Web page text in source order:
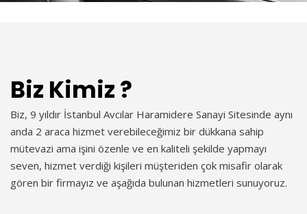
Biz Kimiz ?
Biz, 9 yıldır İstanbul Avcılar Haramidere Sanayi Sitesinde aynı
anda 2 araca hizmet verebileceğimiz bir dükkana sahip
mütevazi ama işini özenle ve en kaliteli şekilde yapmayı
seven, hizmet verdiği kişileri müşteriden çok misafir olarak
gören bir firmayız ve aşağıda bulunan hizmetleri sunuyoruz.